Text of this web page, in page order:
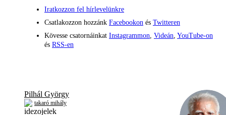
Iratkozzon fel hírlevelünkre
Csatlakozzon hozzánk Facebookon és Twitteren
Kövesse csatornáinkat Instagrammon, Videán, YouTube-on
és RSS-en
Pilhál György
takaró mihály